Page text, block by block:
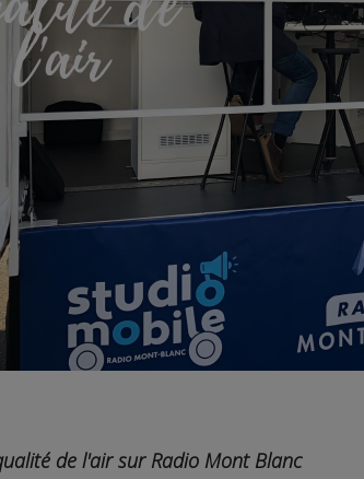
de l'air sur Radio Mont Blanc